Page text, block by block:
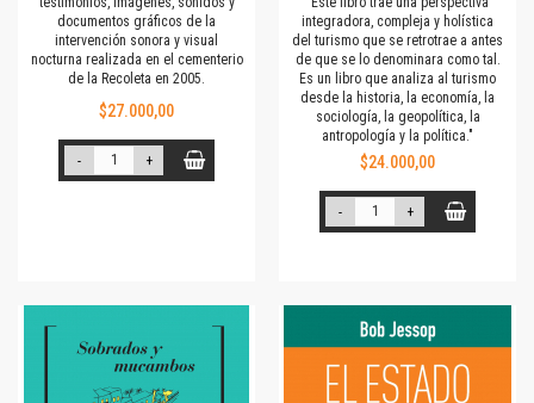
documentos gráficos de la
intervención sonora y visual
nocturna realizada en el cementerio
de la Recoleta en 2005.
$27.000,00
- +
integradora, compleja y holística
del turismo que se retrotrae a antes
de que se lo denominara como tal.
Es un libro que analiza al turismo
desde la historia, la economía, la
sociología, la geopolítica, la
antropología y la política."
$24.000,00
- +